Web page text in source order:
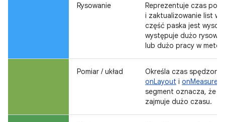
Rysowanie
Reprezentuje czas
i zaktualizowanie list
część paska jest
występuje dużo
lub dużo pracy w
Pomiar / układ
Określa czas spędzony
onLayout i onMeasure
segment oznacza, że
zajmuje dużo czasu.